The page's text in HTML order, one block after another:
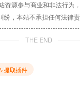
资源参与商业和非法行为
纷，本站不承担任何法律责
THE END
提取插件